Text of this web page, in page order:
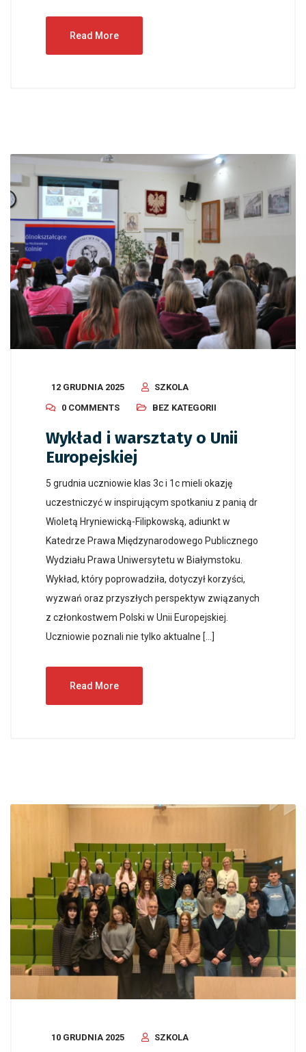
Read More
12 GRUDNIA 2025
SZKOLA
0 COMMENTS
BEZ KATEGORII
Wykład i warsztaty o Unii
Europejskiej
5 grudnia uczniowie klas 3c i 1c mieli okazję
uczestniczyć w inspirującym spotkaniu z panią dr
Wioletą Hryniewicką-Filipkowską, adiunkt w
Katedrze Prawa Międzynarodowego Publicznego
Wydziału Prawa Uniwersytetu w Białymstoku.
Wykład, który poprowadziła, dotyczył korzyści,
wyzwań oraz przyszłych perspektyw związanych
z członkostwem Polski w Unii Europejskiej.
Uczniowie poznali nie tylko aktualne […]
Read More
10 GRUDNIA 2025 SZKOLA